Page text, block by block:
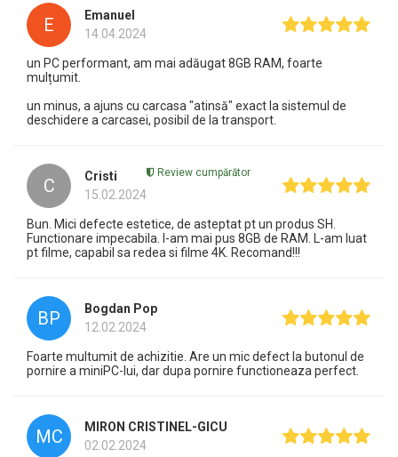
E
Emanuel
14.04.2024
un PC performant, am mai adăugat 8GB RAM, foarte
mulțumit.
un minus, a ajuns cu carcasa "atinsă" exact la sistemul de
deschidere a carcasei, posibil de la transport.
C
Cristi
15.02.2024
Review cumpărător
Bun. Mici defecte estetice, de asteptat pt un produs SH.
Functionare impecabila. I-am mai pus 8GB de RAM. L-am luat
pt filme, capabil sa redea si filme 4K. Recomand!!!
BP
Bogdan Pop
12.02.2024
Foarte multumit de achizitie. Are un mic defect la butonul de
pornire a miniPC-lui, dar dupa pornire functioneaza perfect.
MC
MIRON CRISTINEL-GICU
02.02.2024